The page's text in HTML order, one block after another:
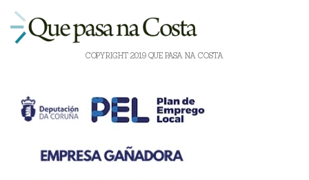
COPYRIGHT 2019 QUE PASA NA COSTA